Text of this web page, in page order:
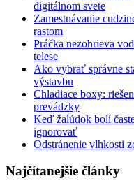
digitálnom svete
Zamestnávanie
rastom
Práčka nezohrieva
telese
Ako vybrať správne
výstavbu
Chladiace boxy:
prevádzky
Keď žalúdok bolí
ignorovať
Odstránenie vlhkosti
Najčítanejšie články